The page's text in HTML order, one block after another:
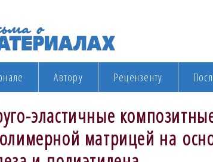
Автору Рецензенту
эластичные
матрицей на